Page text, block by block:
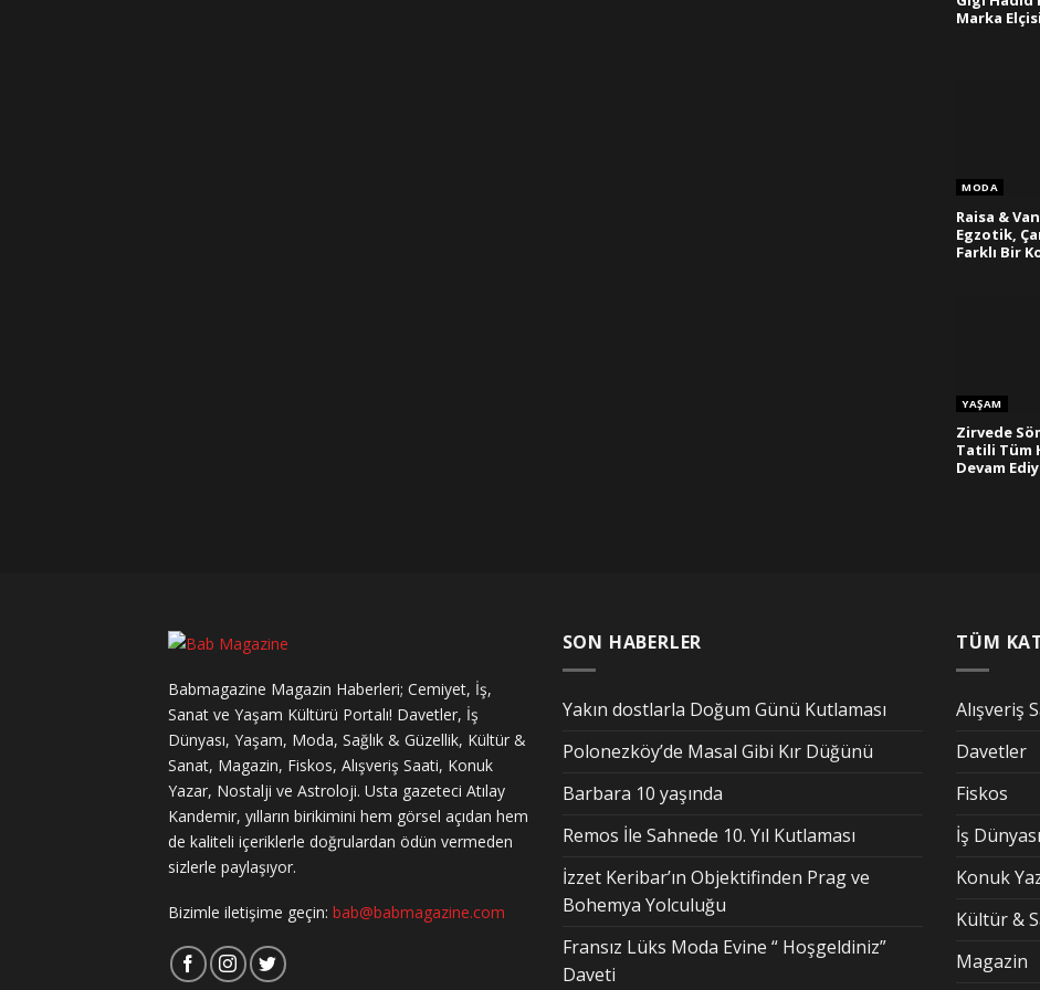
Marka
MODA
Raisa &
Egzotik,
Farklı Bir
YAŞAM
Zirvede
Tatili Tüm
Devam
Babmagazine Magazin Haberleri; Cemiyet, İş,
Sanat ve Yaşam Kültürü Portalı! Davetler, İş
Dünyası, Yaşam, Moda, Sağlık & Güzellik, Kültür &
Sanat, Magazin, Fiskos, Alışveriş Saati, Konuk
Yazar, Nostalji ve Astroloji. Usta gazeteci Atılay
Kandemir, yılların birikimini hem görsel açıdan hem
de kaliteli içeriklerle doğrulardan ödün vermeden
sizlerle paylaşıyor.
Bizimle iletişime geçin: bab@babmagazine.com
SON HABERLER
Yakın dostlarla Doğum Günü Kutlaması
Polonezköy’de Masal Gibi Kır Düğünü
Barbara 10 yaşında
Remos İle Sahnede 10. Yıl Kutlaması
İzzet Keribar’ın Objektifinden Prag ve
Bohemya Yolculuğu
Fransız Lüks Moda Evine “ Hoşgeldiniz”
Daveti
TÜM
Alışveriş
Davetler
Fiskos
İş Dünyası
Konuk
Kültür &
Magazin